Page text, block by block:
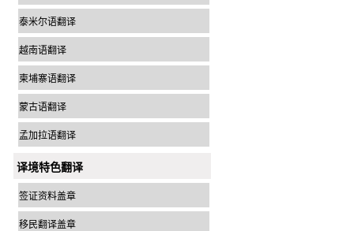
泰米尔语翻译
越南语翻译
柬埔寨语翻译
蒙古语翻译
孟加拉语翻译
译境特色翻译
签证资料盖章
移民翻译盖章